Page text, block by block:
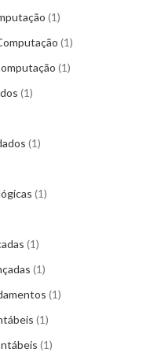
1
1
1
1
1
1
1
1
1
1
1